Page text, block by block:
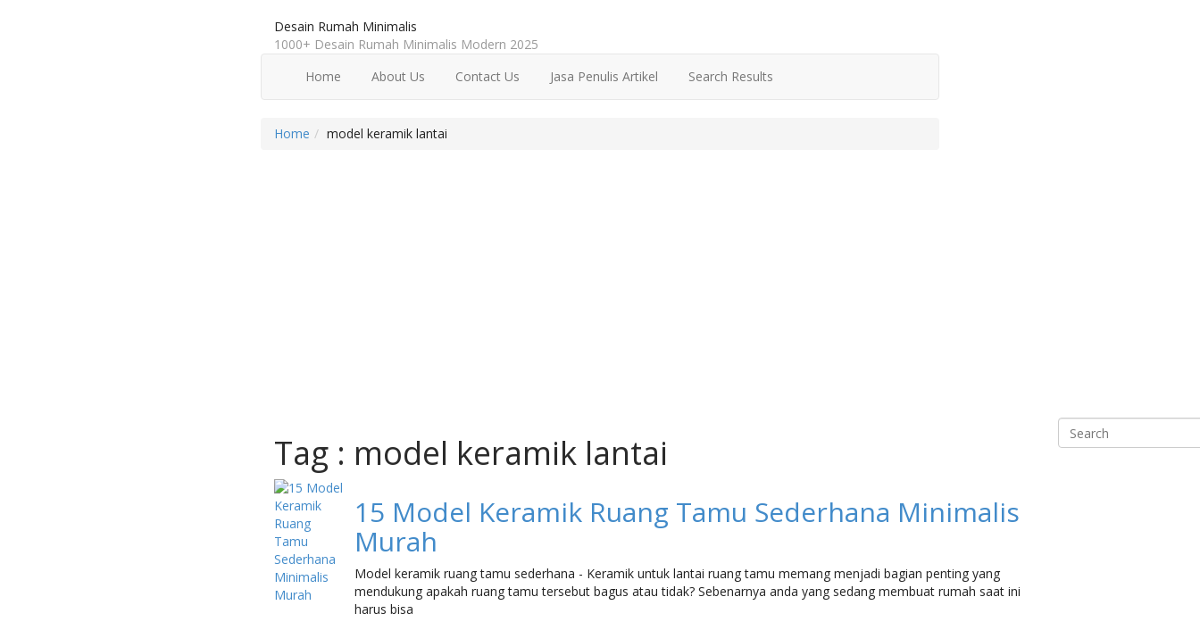
Desain Rumah Minimalis
1000+ Desain Rumah Minimalis Modern 2025
Home
About Us Contact Us Jasa Penulis Artikel Search Results
Home model keramik lantai
Tag : model keramik lantai
15 Model Keramik Ruang Tamu Sederhana Minimalis
Murah
Model keramik ruang tamu sederhana - Keramik untuk lantai ruang tamu memang menjadi bagian penting yang
mendukung apakah ruang tamu tersebut bagus atau tidak? Sebenarnya anda yang sedang membuat rumah saat ini
harus bisa
Search